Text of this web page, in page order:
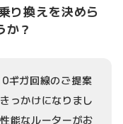
り換えを決めら
か？
ギガ回線のご提案
っかけになりまし
能なルーターがお